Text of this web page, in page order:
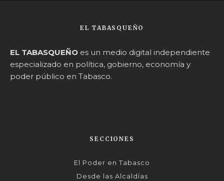
EL TABASQUEÑO
EL TABASQUEÑO es un medio digital independiente
especializado en política, gobierno, economía y
poder público en Tabasco.
SECCIONES
El Poder en Tabasco
Desde las Alcaldías